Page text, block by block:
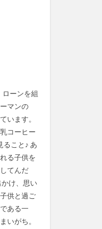
ーンを組
マンの
います。
コーヒー
ること♪ あ
る子供を
てんだ
け、思い
供と過ご
ある一
いがち。